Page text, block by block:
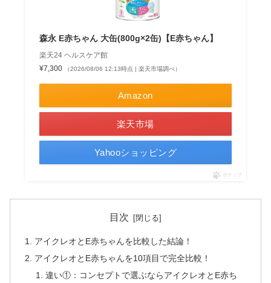
森永 E赤ちゃん 大缶(800g×2缶)【E赤ちゃん】
楽天24 ヘルスケア館
¥7,300
（2026/08/06 12:13時点 | 楽天市場調べ）
Amazon
楽天市場
Yahooショッピング
ポチップ
目次
アイクレオとE赤ちゃんを比較した結論！
アイクレオとE赤ちゃんを10項目で完全比較！
違い①：コンセプトで選ぶならアイクレオとE赤ち